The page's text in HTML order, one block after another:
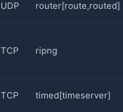
UDP router[route,routed]
TCP ripng
TCP timed[timeserver]